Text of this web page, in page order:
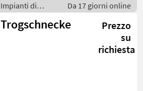
Impianti di
movimentazione
e trasporto /
Da 17 giorni online
Trogschnecke
Prezzo
su
richiesta